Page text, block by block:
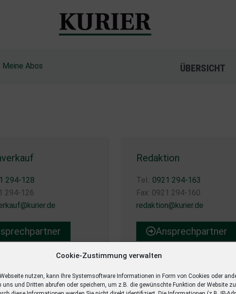
Cookie-Zustimmung verwalten
nutzen, kann Ihre Systemsoftware Informationen in Form von Cookies oder
uns und Dritten abrufen oder speichern, um z.B. die gewünschte Funktion der Website zu
Meine Abos ÜBERSICHT
294-128
294-126
Redaktion
Tel.: 0921 294-163
Fax: 0921 294-160
redaktion@kurier.de
Ansprechpartner